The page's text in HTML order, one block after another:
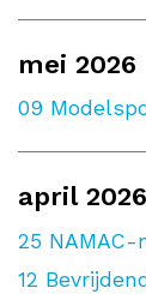
mei 2026
09
april 2026
25
12